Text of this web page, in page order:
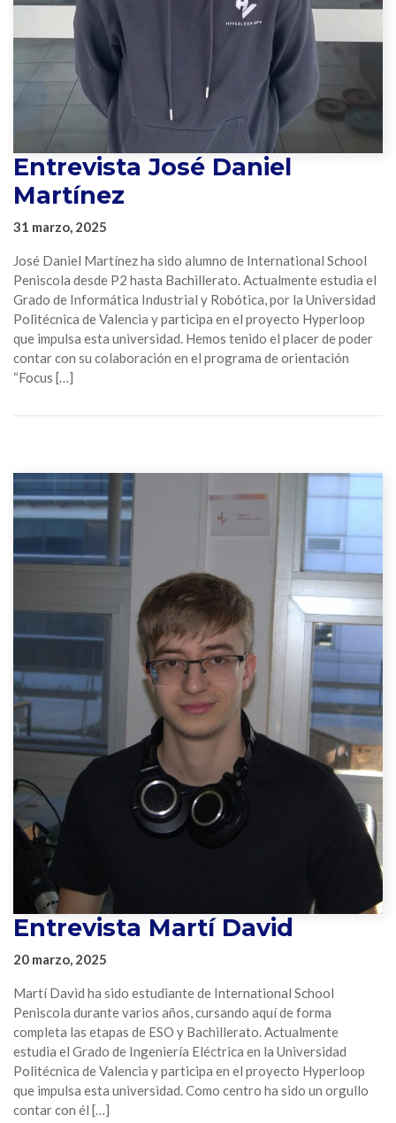
Entrevista José Daniel
Martínez
31 marzo, 2025
José Daniel Martínez ha sido alumno de International School
Peniscola desde P2 hasta Bachillerato. Actualmente estudia el
Grado de Informática Industrial y Robótica, por la Universidad
Politécnica de Valencia y participa en el proyecto Hyperloop
que impulsa esta universidad. Hemos tenido el placer de poder
contar con su colaboración en el programa de orientación
“Focus […]
Entrevista Martí David
20 marzo, 2025
Martí David ha sido estudiante de International School
Peniscola durante varios años, cursando aquí de forma
completa las etapas de ESO y Bachillerato. Actualmente
estudia el Grado de Ingeniería Eléctrica en la Universidad
Politécnica de Valencia y participa en el proyecto Hyperloop
que impulsa esta universidad. Como centro ha sido un orgullo
contar con él […]